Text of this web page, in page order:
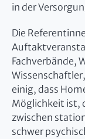
in der
Die
Fachverbände,
einig, dass
Möglichkeit ist,
zwischen
schwer